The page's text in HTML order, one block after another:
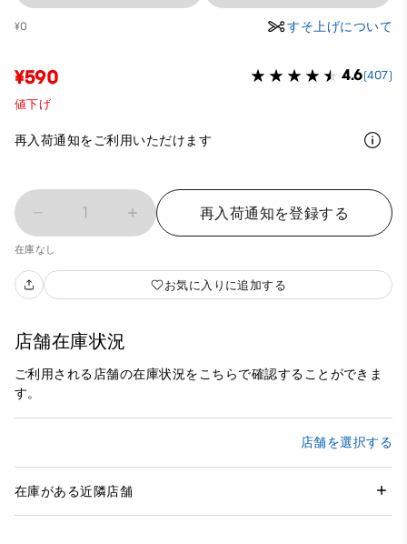
¥0 すそ上げについて
¥590 4.6(407)
値下げ
再入荷通知をご利用いただけます
1 再入荷通知を登録する
在庫なし
お気に入りに追加する
店舗在庫状況
ご利用される店舗の在庫状況をこちらで確認することができま
す。
店舗を選択する
在庫がある近隣店舗